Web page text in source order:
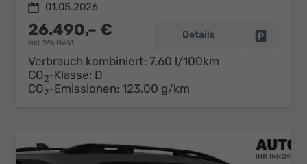
01.05.2026
26.490,– €
incl. 19% MwSt.
Details
Verbrauch kombiniert: 7,60 l/100km
CO2-Klasse: D
CO2-Emissionen: 123,00 g/km